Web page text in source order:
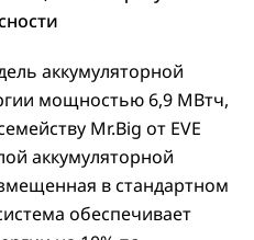
аккумуляторной
мощностью 6,9 МВтч,
Mr.Big от EVE
аккумуляторной
в стандартном
обеспечивает